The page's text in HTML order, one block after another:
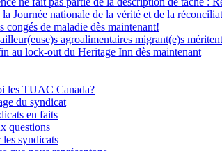
la Journée nationale de la vérité et de la
congés de maladie dès maintenant!
agroalimentaires migrant(e)s
au lock-out du Heritage Inn dès maintenant
les TUAC Canada?
du syndicat
en faits
questions
les syndicats